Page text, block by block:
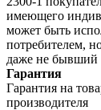
имеющего
может быть
потребителем,
даже не бывший
Гарантия
Гарантия на
производителя